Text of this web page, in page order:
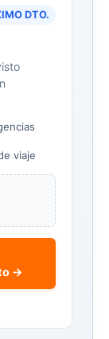
DTO.
viaje
→